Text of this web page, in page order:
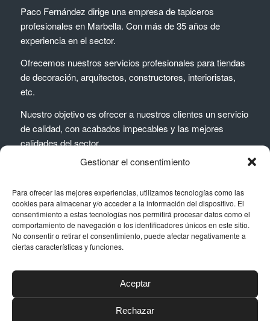
Gestionar el consentimiento
Para ofrecer las mejores experiencias, utilizamos tecnologías como las
cookies para almacenar y/o acceder a la información del dispositivo. El
consentimiento a estas tecnologías nos permitirá procesar datos como el
comportamiento de navegación o los identificadores únicos en este sitio.
No consentir o retirar el consentimiento, puede afectar negativamente a
ciertas características y funciones.
Aceptar
Rechazar
Paco Fernández dirige una empresa de tapiceros
profesionales en Marbella. Con más de 35 años de
experiencia en el sector.
Ofrecemos nuestros servicios profesionales para tiendas
de decoración, arquitectos, constructores, interioristas,
etc.
Nuestro objetivo es ofrecer a nuestros clientes un servicio
de calidad, con acabados impecables y las mejores
calidades del sector.
DATOS DE CONTACTO
Calle Níquel, 24, Polígono La Albarizas,
29603, Marbella (Málaga)